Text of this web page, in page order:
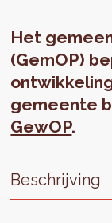
Het
(GemOP)
gemeente
GewOP.
Beschrijving